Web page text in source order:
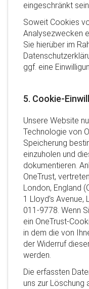
eingeschränkt
Soweit Cookies
Analysezwecken
Sie hierüber im
ggf. eine
5. Cookie-
Unsere Website
Technologie von
Speicherung
einzuholen und
dokumentieren.
OneTrust,
London, England
1 Lloyd’s Avenue,
011-9778. Wenn
ein OneTrust-
in dem die von
der Widerruf
werden.
Die erfassten
uns zur Löschung